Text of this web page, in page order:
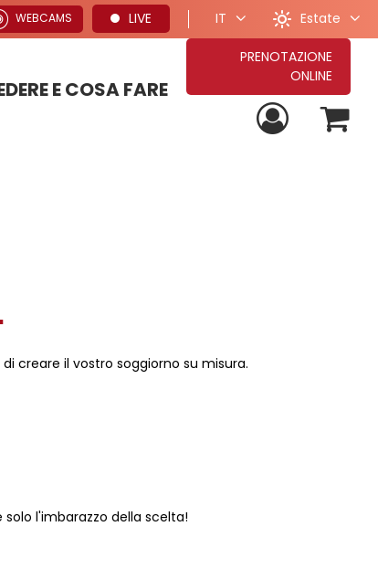
WEBCAMS LIVE IT Estate
E COSA FARE
PRENOTAZIONE
ONLINE
creare il vostro soggiorno su misura.
l'imbarazzo della scelta!